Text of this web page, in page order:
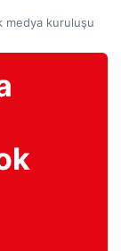
medya kuruluşu